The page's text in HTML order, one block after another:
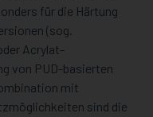
für die Härtung
(sog.
Acrylat-
von PUD-basierten
mit
sind die